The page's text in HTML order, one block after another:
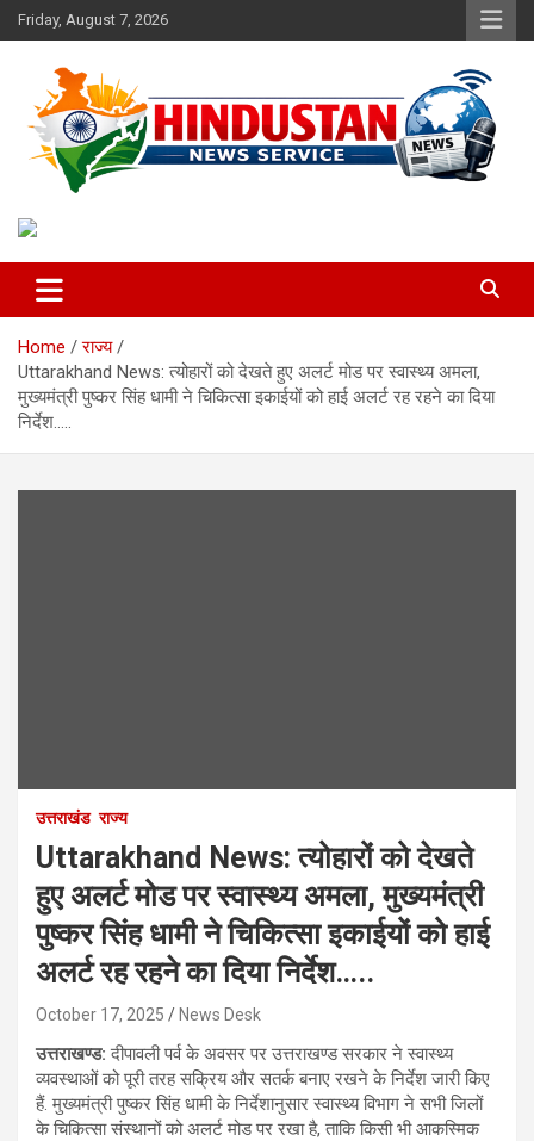
Skip
to
Friday, August 7, 2026
Hindustan News Service
Home
राज्य
Uttarakhand News: त्योहारों को देखते हुए अलर्ट मोड पर स्वास्थ्य अमला,
मुख्यमंत्री पुष्कर सिंह धामी ने चिकित्सा इकाईयों को हाई अलर्ट रह रहने का दिया
निर्देश…..
उत्तराखंड राज्य
Uttarakhand News: त्योहारों को देखते
हुए अलर्ट मोड पर स्वास्थ्य अमला, मुख्यमंत्री
पुष्कर सिंह धामी ने चिकित्सा इकाईयों को हाई
अलर्ट रह रहने का दिया निर्देश…..
October 17, 2025 News Desk
उत्तराखण्ड: दीपावली पर्व के अवसर पर उत्तराखण्ड सरकार ने स्वास्थ्य
व्यवस्थाओं को पूरी तरह सक्रिय और सतर्क बनाए रखने के निर्देश जारी किए
हैं. मुख्यमंत्री पुष्कर सिंह धामी के निर्देशानुसार स्वास्थ्य विभाग ने सभी जिलों
के चिकित्सा संस्थानों को अलर्ट मोड पर रखा है, ताकि किसी भी आकस्मिक